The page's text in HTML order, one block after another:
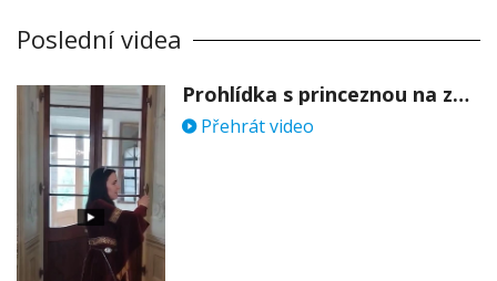
Poslední videa
Prohlídka s princeznou na zámku Stekník
Přehrát video